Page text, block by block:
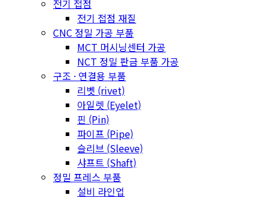
전기 접점
전기 접점 재질
CNC 정밀 가공 부품
MCT 머시닝센터 가공
NCT 정밀 판금 부품 가공
구조 · 연결용 부품
리벳 (rivet)
아일렛 (Eyelet)
핀 (Pin)
파이프 (Pipe)
슬리브 (Sleeve)
샤프트 (Shaft)
정밀 프레스 부품
설비 라인업